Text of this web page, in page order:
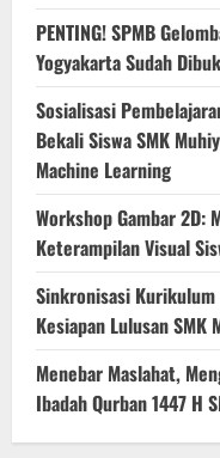
PENTING! SPMB
Yogyakarta Sudah
Sosialisasi
Bekali Siswa SMK
Machine Learning
Workshop Gambar 2D:
Keterampilan Visual
Sinkronisasi
Kesiapan Lulusan SMK
Menebar Maslahat,
Ibadah Qurban 1447 H